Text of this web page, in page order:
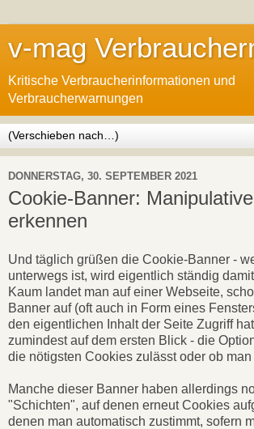
v-mag
Kritische Verbraucherinformationen und
Verbraucherwarnungen
DONNERSTAG, 30. SEPTEMBER 2021
Cookie-Banner:
erkennen
Und täglich grüßen die Cookie-Banner -
unterwegs ist, wird eigentlich ständig
Kaum landet man auf einer Webseite,
Banner auf (oft auch in Form eines
den eigentlichen Inhalt der Seite Zugriff
zumindest auf dem ersten Blick - die
die nötigsten Cookies zulässt oder ob
Manche dieser Banner haben allerdings
"Schichten", auf denen erneut Cookies
denen man automatisch zustimmt, sofern